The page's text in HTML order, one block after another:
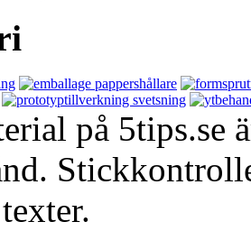
på 5tips.se